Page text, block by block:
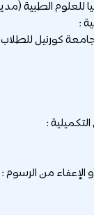
:
كورنيل للطلاب